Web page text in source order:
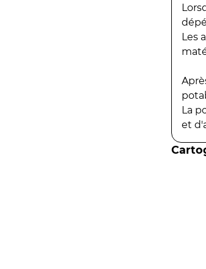
Les
La
et